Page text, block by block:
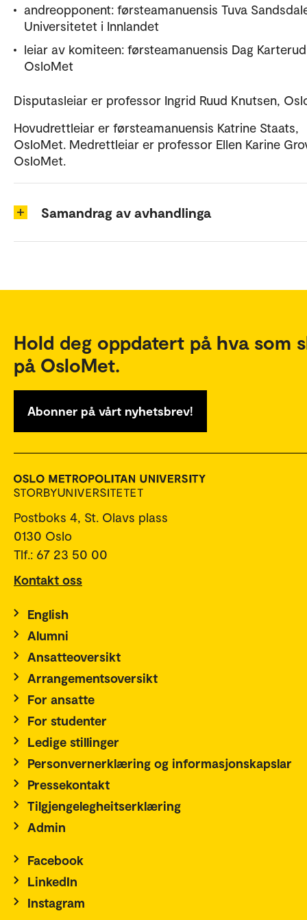
andreopponent: førsteamanuensis Tuva
Universitetet i Innlandet
leiar av komiteen: førsteamanuensis Dag
OsloMet
Disputasleiar er professor Ingrid Ruud Knutsen,
Hovudrettleiar er førsteamanuensis Katrine Staats,
OsloMet. Medrettleiar er professor Ellen Karine
OsloMet.
Samandrag av avhandlinga
Hold deg oppdatert på hva som
på OsloMet.
Abonner på vårt nyhetsbrev!
Postboks 4, St. Olavs plass
0130 Oslo
Tlf.: 67 23 50 00
Kontakt oss
English
Alumni
Ansatteoversikt
Arrangementsoversikt
For ansatte
For studenter
Ledige stillinger
Personvernerklæring og informasjonskapslar
Pressekontakt
Tilgjengelegheitserklæring
Admin
Facebook
LinkedIn
Instagram